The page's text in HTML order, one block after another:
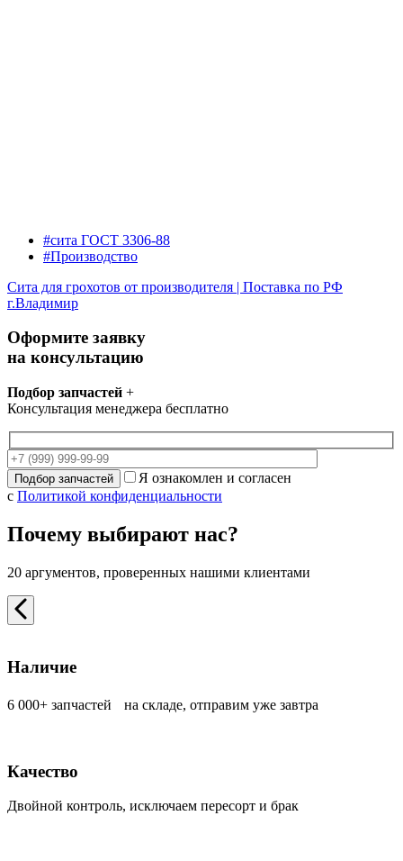
#сита ГОСТ 3306-88
#Производство
Сита для грохотов от производителя | Поставка по РФ
г.Владимир
Оформите заявку
на консультацию
Подбор запчастей +
Консультация менеджера бесплатно
Я ознакомлен и согласен
с Политикой конфиденциальности
Почему выбирают нас?
20 аргументов, проверенных нашими клиентами
Наличие
6 000+ запчастей на складе, отправим уже завтра
Качество
Двойной контроль, исключаем пересорт и брак